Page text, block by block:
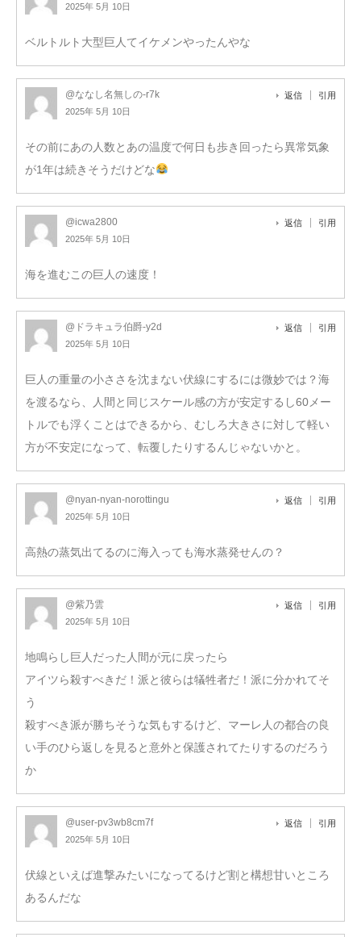
2025年 5月 10日
ベルトルト大型巨人てイケメンやったんやな
@ななし名無しの-r7k
2025年 5月 10日
返信 引用
その前にあの人数とあの温度で何日も歩き回ったら異常気象
が1年は続きそうだけどな
@icwa2800
2025年 5月 10日
返信 引用
海を進むこの巨人の速度！
@ドラキュラ伯爵-y2d
2025年 5月 10日
返信 引用
巨人の重量の小ささを沈まない伏線にするには微妙では？海
を渡るなら、人間と同じスケール感の方が安定するし60メー
トルでも浮くことはできるから、むしろ大きさに対して軽い
方が不安定になって、転覆したりするんじゃないかと。
@nyan-nyan-norottingu
2025年 5月 10日
返信 引用
高熱の蒸気出てるのに海入っても海水蒸発せんの？
@紫乃雲
2025年 5月 10日
返信 引用
地鳴らし巨人だった人間が元に戻ったら
アイツら殺すべきだ！派と彼らは犠牲者だ！派に分かれてそ
う
殺すべき派が勝ちそうな気もするけど、マーレ人の都合の良
い手のひら返しを見ると意外と保護されてたりするのだろう
か
@user-pv3wb8cm7f
2025年 5月 10日
返信 引用
伏線といえば進撃みたいになってるけど割と構想甘いところ
あるんだな